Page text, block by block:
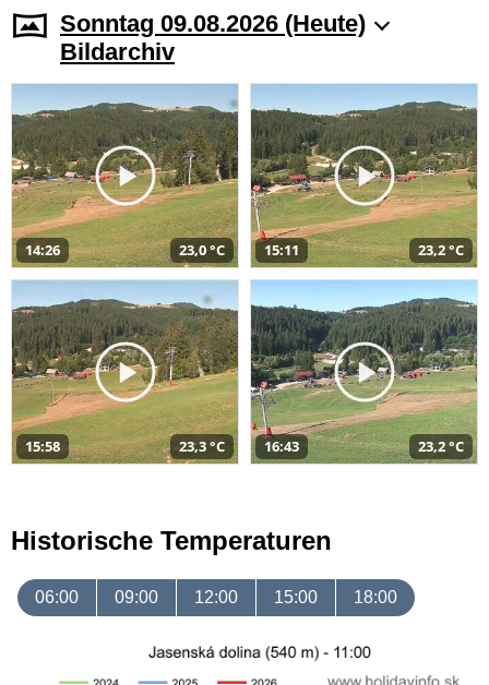
Sonntag 09.08.2026 (Heute)
Bildarchiv
14:26 23,0 °C 15:11 23,2 °C
15:58 23,3 °C 16:43 23,2 °C
Historische Temperaturen
06:00 09:00 12:00 15:00 18:00